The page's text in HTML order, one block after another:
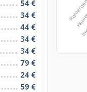
54 €
34 €
44 €
34 €
34 €
79 €
24 €
59 €